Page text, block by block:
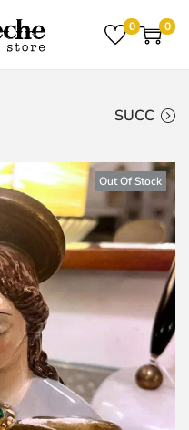
0 0
SUCC
Out Of Stock